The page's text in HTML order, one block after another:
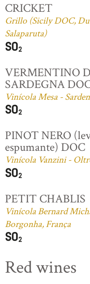
CRICKET
Grillo (Sicily DOC,
Salaparuta)
VERMENTINO
SARDEGNA
Vinícola Mesa -
PINOT NERO
espumante) DOC
Vinícola Vanzini -
PETIT CHABLIS
Vinícola Bernard
Borgonha, França
Red wines